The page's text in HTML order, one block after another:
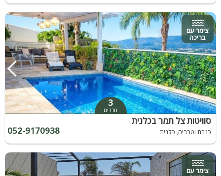
צימר עם
בריכה
3
חדרים
סוויטות צל תמר בכלנית
כנרת וטבריה, כלנית 052-9170938
צימר עם